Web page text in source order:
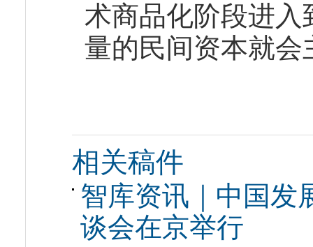
术商品化阶段进
量的民间资本就会
相关稿件
智库资讯｜中国发
谈会在京举行